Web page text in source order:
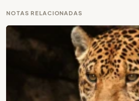
NOTAS RELACIONADAS